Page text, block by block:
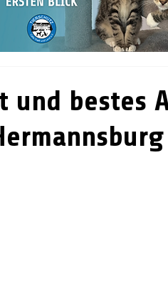
und bestes